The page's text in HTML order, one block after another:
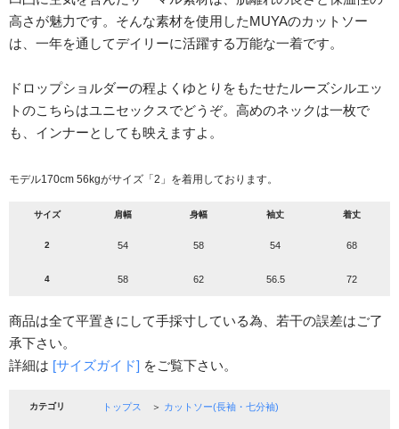
高さが魅力です。そんな素材を使用したMUYAのカットソー
は、一年を通してデイリーに活躍する万能な一着です。
ドロップショルダーの程よくゆとりをもたせたルーズシルエッ
トのこちらはユニセックスでどうぞ。高めのネックは一枚で
も、インナーとしても映えますよ。
モデル170cm 56kgがサイズ「2」を着用しております。
サイズ 肩幅 身幅 袖丈 着丈
2 54 58 54 68
4 58 62 56.5 72
商品は全て平置きにして手採寸している為、若干の誤差はご了
承下さい。
詳細は [サイズガイド] をご覧下さい。
カテゴリ トップス ＞ カットソー(長袖・七分袖)